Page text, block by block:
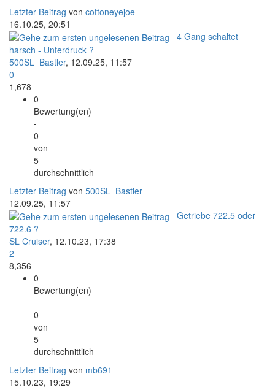
Letzter Beitrag von cottoneyejoe
16.10.25, 20:51
4 Gang schaltet
harsch - Unterdruck ?
500SL_Bastler, 12.09.25, 11:57
0
1,678
0
Bewertung(en)
-
0
von
5
durchschnittlich
Letzter Beitrag von 500SL_Bastler
12.09.25, 11:57
Getriebe 722.5 oder
722.6 ?
SL Cruiser, 12.10.23, 17:38
2
8,356
0
Bewertung(en)
-
0
von
5
durchschnittlich
Letzter Beitrag von mb691
15.10.23, 19:29